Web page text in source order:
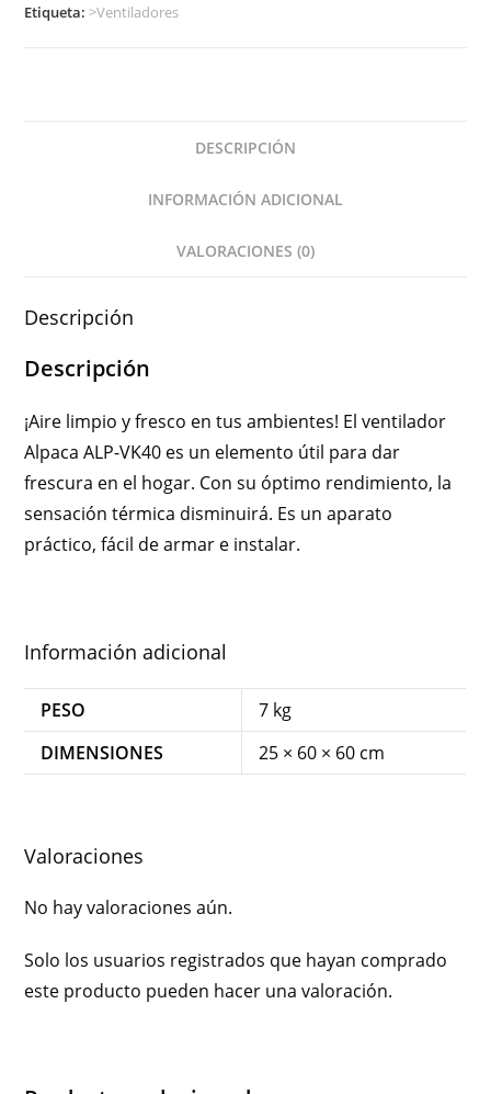
Etiqueta:>Ventiladores
DESCRIPCIÓN
INFORMACIÓN ADICIONAL
VALORACIONES (0)
Descripción
Descripción
¡Aire limpio y fresco en tus ambientes! El ventilador
Alpaca ALP-VK40 es un elemento útil para dar
frescura en el hogar. Con su óptimo rendimiento, la
sensación térmica disminuirá. Es un aparato
práctico, fácil de armar e instalar.
Información adicional
PESO
7 kg
DIMENSIONES
25 × 60 × 60 cm
Valoraciones
No hay valoraciones aún.
Solo los usuarios registrados que hayan comprado
este producto pueden hacer una valoración.